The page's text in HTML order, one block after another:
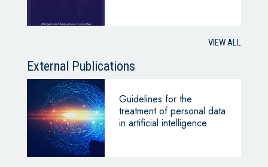
VIEW ALL
External Publications
Guidelines for the
treatment of personal data
in artificial intelligence